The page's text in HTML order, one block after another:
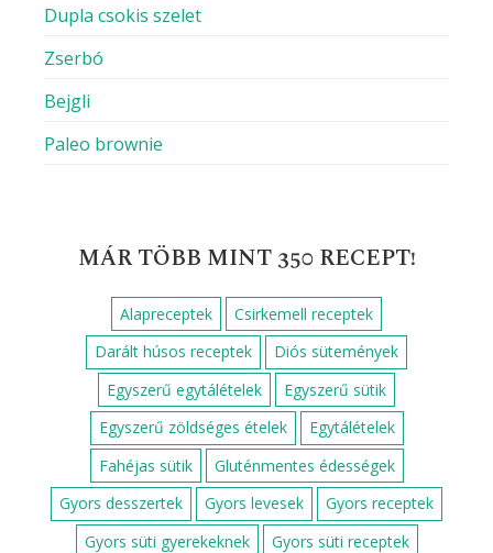
Dupla csokis szelet
Zserbó
Bejgli
Paleo brownie
MÁR TÖBB MINT 350 RECEPT!
Alapreceptek
Csirkemell receptek
Darált húsos receptek
Diós sütemények
Egyszerű egytálételek
Egyszerű sütik
Egyszerű zöldséges ételek
Egytálételek
Fahéjas sütik
Gluténmentes édességek
Gyors desszertek
Gyors levesek
Gyors receptek
Gyors süti gyerekeknek
Gyors süti receptek